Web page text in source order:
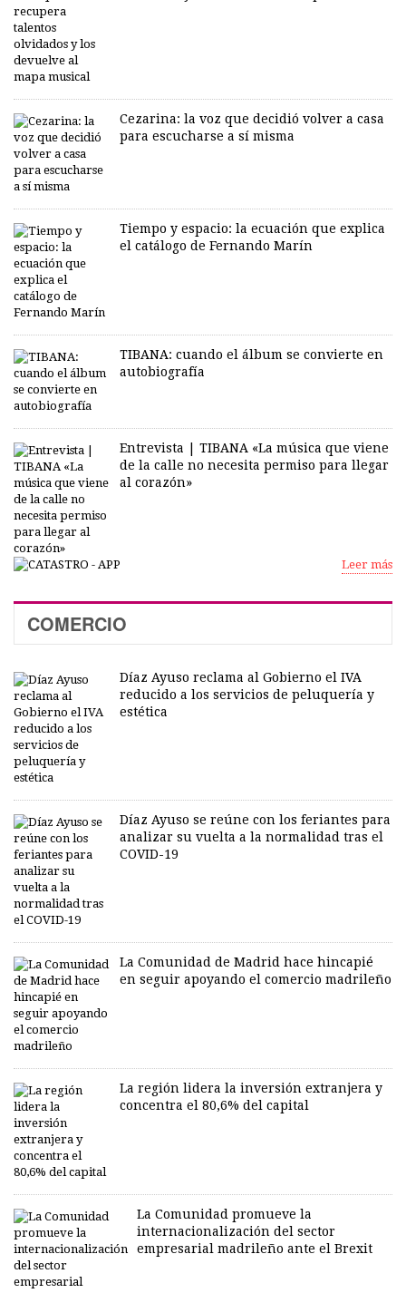
Cezarina: la voz que decidió volver a casa
para escucharse a sí misma
Tiempo y espacio: la ecuación que explica
el catálogo de Fernando Marín
TIBANA: cuando el álbum se convierte en
autobiografía
Entrevista | TIBANA «La música que viene
de la calle no necesita permiso para llegar
al corazón»
Leer más
COMERCIO
Díaz Ayuso reclama al Gobierno el IVA
reducido a los servicios de peluquería y
estética
Díaz Ayuso se reúne con los feriantes para
analizar su vuelta a la normalidad tras el
COVID-19
La Comunidad de Madrid hace hincapié
en seguir apoyando el comercio madrileño
La región lidera la inversión extranjera y
concentra el 80,6% del capital
La Comunidad promueve la
internacionalización del sector
empresarial madrileño ante el Brexit